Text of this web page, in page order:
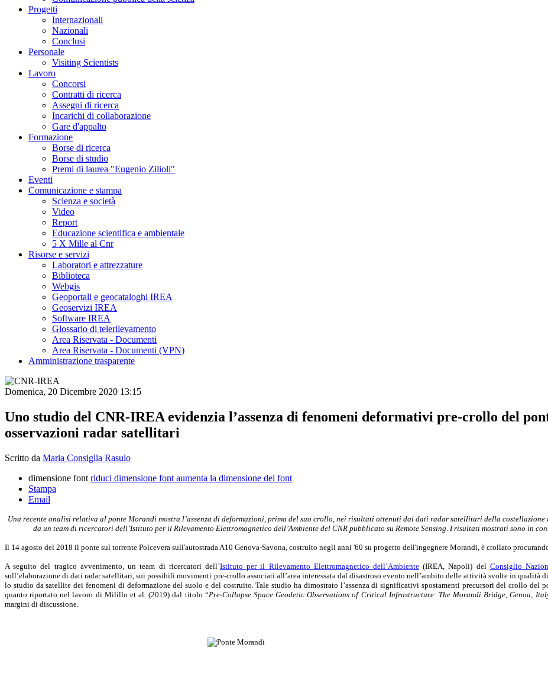
Progetti
Internazionali
Nazionali
Conclusi
Personale
Visiting Scientists
Lavoro
Concorsi
Contratti di ricerca
Assegni di ricerca
Incarichi di collaborazione
Gare d'appalto
Formazione
Borse di ricerca
Borse di studio
Premi di laurea "Eugenio Zilioli"
Eventi
Comunicazione e stampa
Scienza e società
Video
Report
Educazione scientifica e ambientale
5 X Mille al Cnr
Risorse e servizi
Laboratori e attrezzature
Biblioteca
Webgis
Geoportali e geocataloghi IREA
Geoservizi IREA
Software IREA
Glossario di telerilevamento
Area Riservata - Documenti
Area Riservata - Documenti (VPN)
Amministrazione trasparente
Domenica, 20 Dicembre 2020 13:15
Uno studio del CNR-IREA evidenzia l’assenza di fenomeni deformativi pre-crollo del
osservazioni radar satellitari
Scritto da Maria Consiglia Rasulo
dimensione font riduci dimensione font aumenta la dimensione del font
Stampa
Email
Una recente analisi relativa al ponte Morandi mostra l’assenza di deformazioni, prima del suo crollo, nei risultati ottenuti dai dati radar satellitari della costellazione
da un team di ricercatori dell’Istituto per il Rilevamento Elettromagnetico dell’Ambiente del CNR pubblicato su Remote Sensing. I risultati mostrati sono in
Il 14 agosto del 2018 il ponte sul torrente Polcevera sull'autostrada A10 Genova-Savona, costruito negli anni '60 su progetto dell'ingegnere Morandi, è crollato
A seguito del tragico avvenimento, un team di ricercatori dell’Istituto per il Rilevamento Elettromagnetico dell’Ambiente (IREA, Napoli) del Consiglio
sull’elaborazione di dati radar satellitari, sui possibili movimenti pre-crollo associati all’area interessata dal disastroso evento nell’ambito delle attività svolte in qualità
lo studio da satellite dei fenomeni di deformazione del suolo e del costruito.Tale studio ha dimostrato l’assenza di significativi spostamenti precursori del crollo del
quanto riportato nel lavoro di Milillo et al. (2019) dal titolo “Pre-Collapse Space Geodetic Observations of Critical Infrastructure: The Morandi Bridge, Genoa,
margini di discussione.